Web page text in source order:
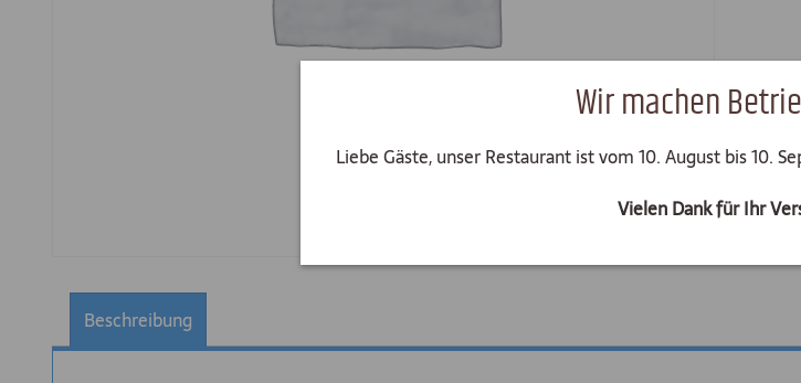
Wir machen
Liebe Gäste, unser Restaurant ist vom 10. August bis 10.
Vielen Dank für Ihr
Beschreibung